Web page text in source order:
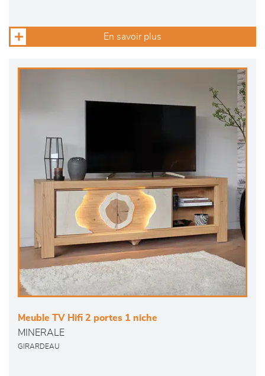
En savoir plus
Meuble TV Hifi 2 portes 1 niche
MINERALE
GIRARDEAU